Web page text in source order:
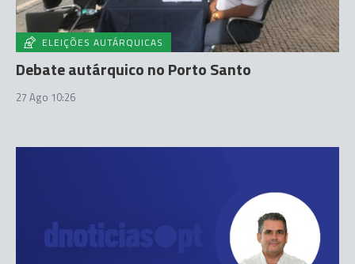
ELEIÇÕES AUTÁRQUICAS
Debate autárquico no Porto Santo
27 Ago 10:26